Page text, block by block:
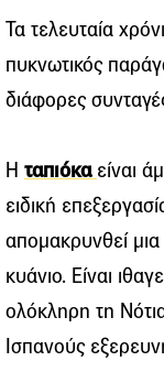
Τα τελευταία
πυκνωτικός
διάφορες
Η ταπιόκα είναι
ειδική
απομακρυνθεί
κυάνιο. Είναι
ολόκληρη τη
Ισπανούς